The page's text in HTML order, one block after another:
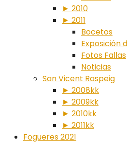
► 2010
► 2011
Bocetos
Exposición
Fotos Fallas
Noticias
San Vicent Raspeig
► 2008kk
► 2009kk
► 2010kk
► 2011kk
Fogueres 2021